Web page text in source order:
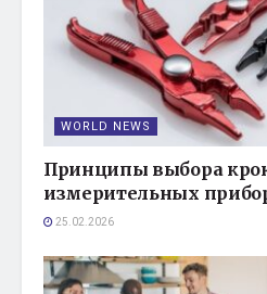
WORLD NEWS
Принципы выбора
измерительных
25.02.2026